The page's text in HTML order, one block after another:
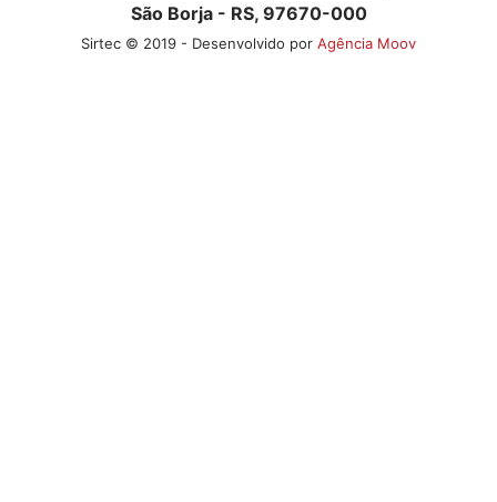
São Borja - RS, 97670-000
Sirtec © 2019 - Desenvolvido por Agência Moov